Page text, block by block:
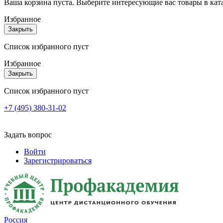
Ваша корзина пуста. Выберите интересующие вас товары в
Избранное
Закрыть
Список избранного пуст
Избранное
Закрыть
Список избранного пуст
+7 (495) 380-31-02
Задать вопрос
Войти
Зарегистрироваться
Россия